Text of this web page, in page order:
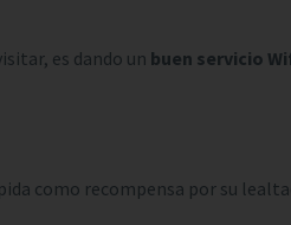
es dando un buen servicio
como recompensa por su